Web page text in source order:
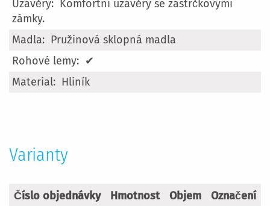
Komfortní uzávěry se zástrčkovými
zámky.
Pružinová sklopná madla
✔
Hliník
Varianty
Číslo objednávky Hmotnost Objem
Označení